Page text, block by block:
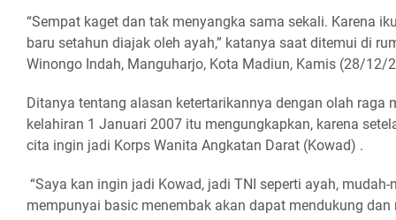
“Sempat kaget dan tak menyangka sama sekali. Karena
baru setahun diajak oleh ayah,” katanya saat ditemui di
Winongo Indah, Manguharjo, Kota Madiun, Kamis (28/12/
Ditanya tentang alasan ketertarikannya dengan olah raga
kelahiran 1 Januari 2007 itu mengungkapkan, karena
cita ingin jadi Korps Wanita Angkatan Darat (Kowad) .
“Saya kan ingin jadi Kowad, jadi TNI seperti ayah,
mempunyai basic menembak akan dapat mendukung dan